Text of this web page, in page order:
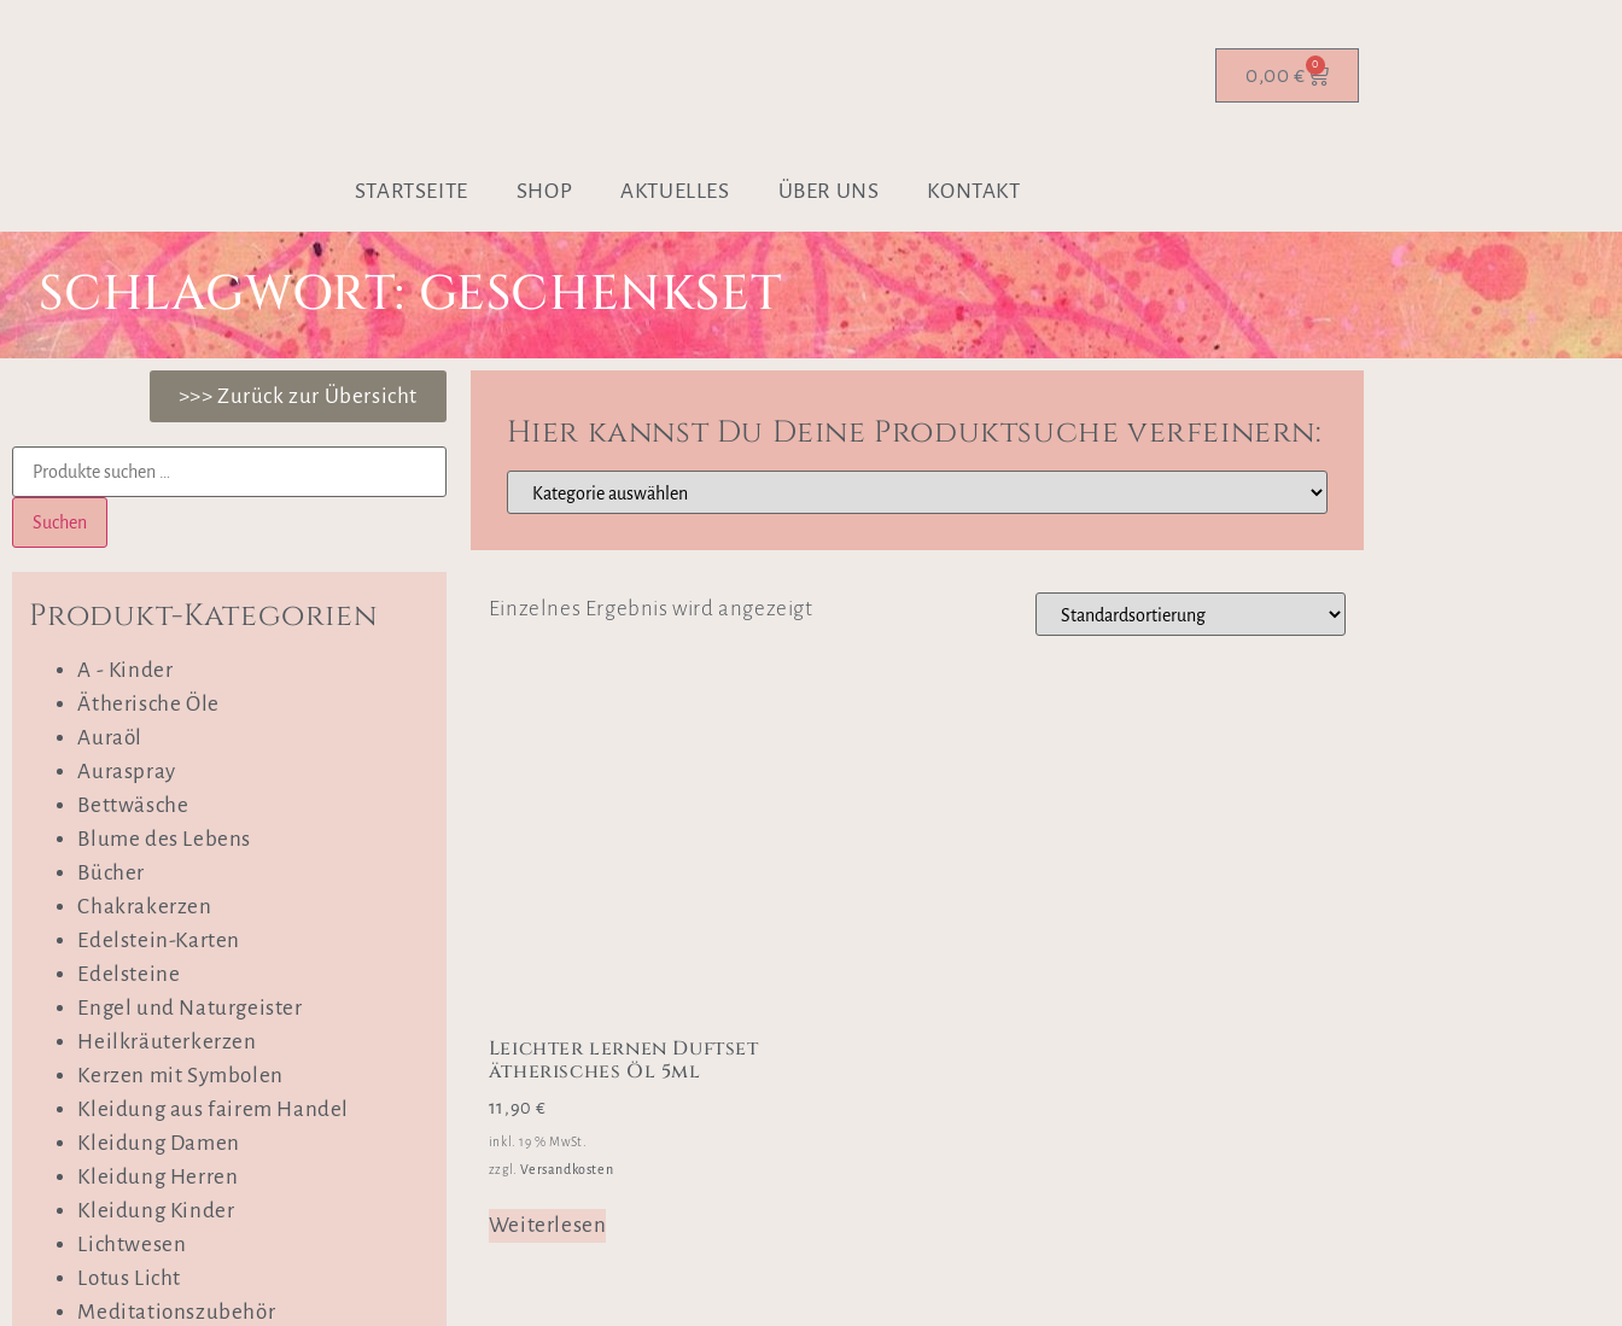
0,00 € 0
STARTSEITE SHOP AKTUELLES ÜBER UNS KONTAKT
SCHLAGWORT: GESCHENKSET
>>> Zurück zur Übersicht
Suchen
Produkt-Kategorien
A - Kinder
Ätherische Öle
Auraöl
Auraspray
Bettwäsche
Blume des Lebens
Bücher
Chakrakerzen
Edelstein-Karten
Edelsteine
Engel und Naturgeister
Heilkräuterkerzen
Kerzen mit Symbolen
Kleidung aus fairem Handel
Kleidung Damen
Kleidung Herren
Kleidung Kinder
Lichtwesen
Lotus Licht
Meditationszubehör
Hier kannst Du Deine Produktsuche verfeinern:
Einzelnes Ergebnis wird angezeigt
Leichter lernen Duftset
ätherisches Öl 5ml
11,90€
inkl. 19 % MwSt.
zzgl.Versandkosten
Weiterlesen